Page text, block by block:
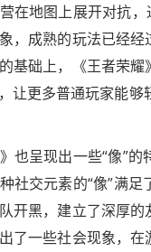
在地图上展开对抗
，成熟的玩法已经
基础上，《王者荣
让更多普通玩家能
也呈现出一些“像”
社交元素的“像”满
开黑，建立了深厚
了一些社会现象，